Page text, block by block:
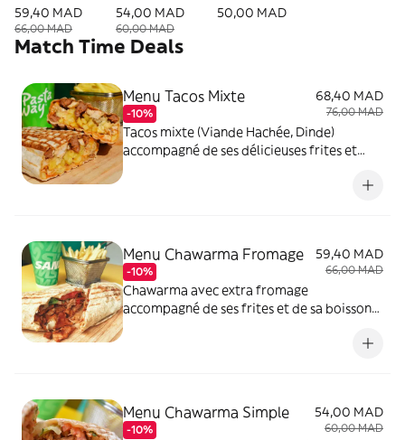
59,40 MAD
66,00 MAD
54,00 MAD
60,00 MAD
Normal
50,00 MAD
Match Time Deals
Menu Tacos Mixte
-10%
68,40 MAD
76,00 MAD
Tacos mixte (Viande Hachée, Dinde)
accompagné de ses délicieuses frites et
Menu Chawarma Fromage
-10%
59,40 MAD
66,00 MAD
Chawarma avec extra fromage
accompagné de ses frites et de sa boisson
Menu Chawarma Simple
-10%
54,00 MAD
60,00 MAD